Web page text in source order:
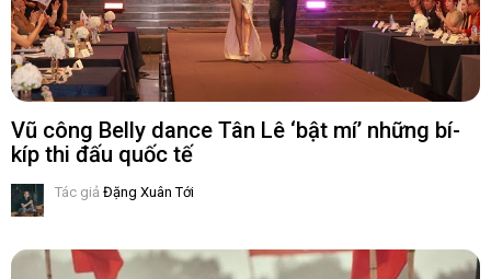
Vũ công Belly dance Tân Lê ‘bật mí’ những bí-
kíp thi đấu quốc tế
Tác giả Đặng Xuân Tới